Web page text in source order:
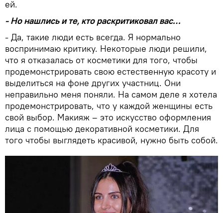
ей.
- Но нашлись и те, кто раскритиковал вас…
- Да, такие люди есть всегда. Я нормально
воспринимаю критику. Некоторые люди решили,
что я отказалась от косметики для того, чтобы
продемонстрировать свою естественную красоту и
выделиться на фоне других участниц. Они
неправильно меня поняли. На самом деле я хотела
продемонстрировать, что у каждой женщины есть
свой выбор. Макияж – это искусство оформления
лица с помощью декоративной косметики. Для
того чтобы выглядеть красивой, нужно быть собой.